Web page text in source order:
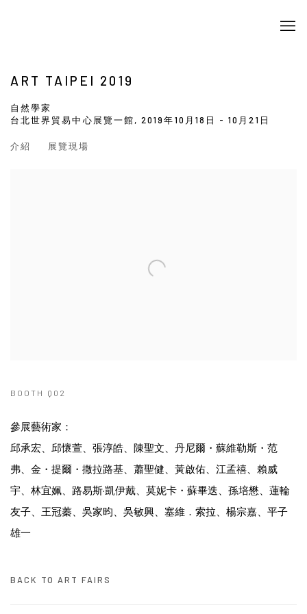
ART TAIPEI 2019
自然學家
台北世界貿易中心展覽一館,2019年10月18日 - 10月21日
介紹 展覽現場
BOOTH Q02
參展藝術家：
邱承宏、邱懷萱、張淳皓、陳聖文、丹尼爾・蘇維勒斯・范
弗、金・提爾・撒拉路基、蕭聖健、黃啟佑、江孟禧、賴威
宇、林宜姵、路易斯·凱伊戴、莫妮卡・蘇畢迭、孫培懋、蓮輪
友子、王冠蓁、吳家昀、吳敏興、塞維．索拉、楊宗嘉、平子
雄一
BACK TO ART FAIRS